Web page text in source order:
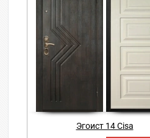
Эгоист 14 Cisa